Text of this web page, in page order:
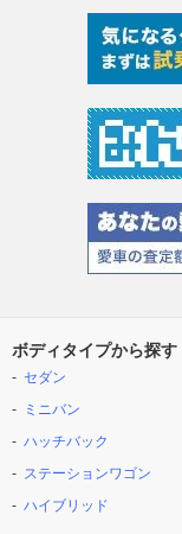
ボディタイプから探す
セダン
ミニバン
ハッチバック
ステーションワゴン
ハイブリッド